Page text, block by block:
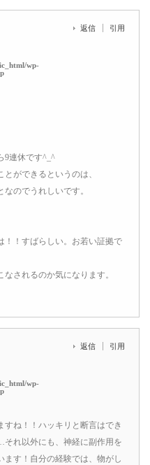
wp-
返信 引用
9連休です^_^
ができるというのは、
のでうれしいです。
！！すばらしい。お若い証拠で
されるのか気になります。
wp-
返信 引用
ね！！ハッキリと断言はでき
れ以外にも、神経に副作用を
ます！自分の経験では、物がし